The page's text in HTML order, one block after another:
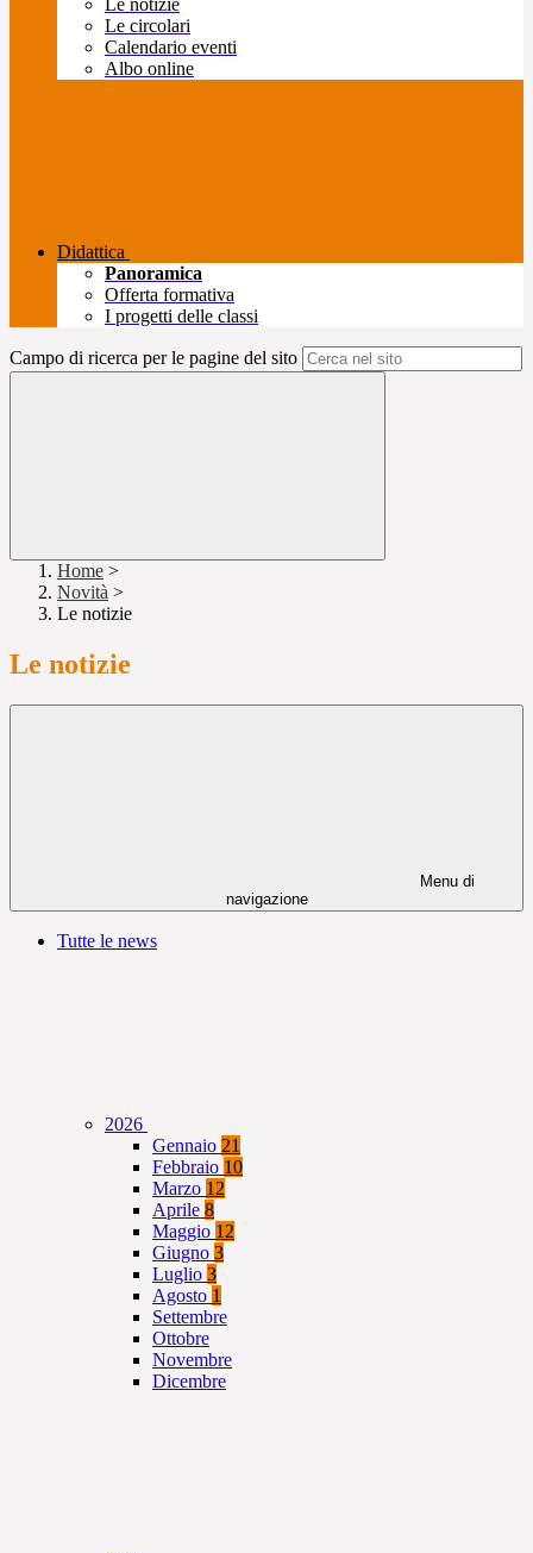
Le notizie
Le circolari
Calendario eventi
Albo online
Didattica
Panoramica
Offerta formativa
I progetti delle classi
Campo di ricerca per le pagine del sito
Home >
Novità >
Le notizie
Le notizie
Menu di
navigazione
Tutte le news
2026
Gennaio 21
Febbraio 10
Marzo 12
Aprile 8
Maggio 12
Giugno 3
Luglio 3
Agosto 1
Settembre
Ottobre
Novembre
Dicembre